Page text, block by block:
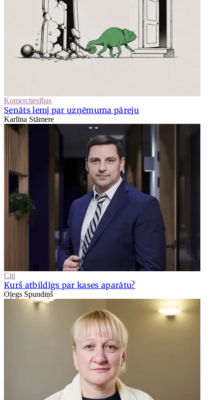
Komerctiesības
Senāts lemj par uzņēmuma pāreju
Karlīna Stāmere
Citi
Kurš atbildīgs par kases aparātu?
Oļegs Spundiņš